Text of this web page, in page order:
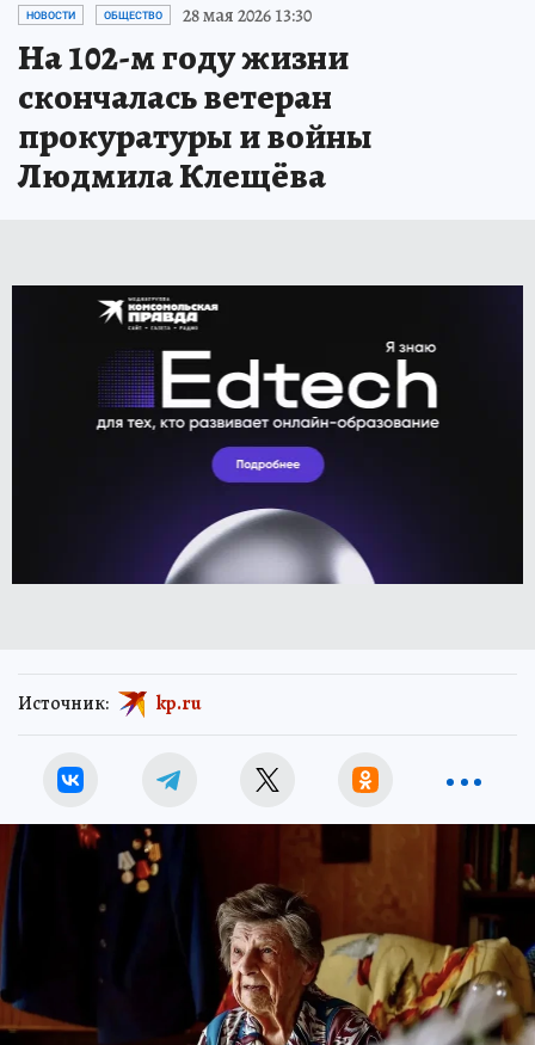
НОВОСТИ ОБЩЕСТВО 28 мая 2026 13:30
На 102-м году жизни
скончалась ветеран
прокуратуры и войны
Людмила Клещёва
Источник: kp.ru